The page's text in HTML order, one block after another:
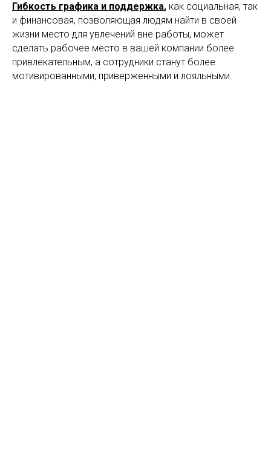
Гибкость графика и поддержка, как социальная, так
и финансовая, позволяющая людям найти в своей
жизни место для увлечений вне работы, может
сделать рабочее место в вашей компании более
привлекательным, а сотрудники станут более
мотивированными, приверженными и лояльными.